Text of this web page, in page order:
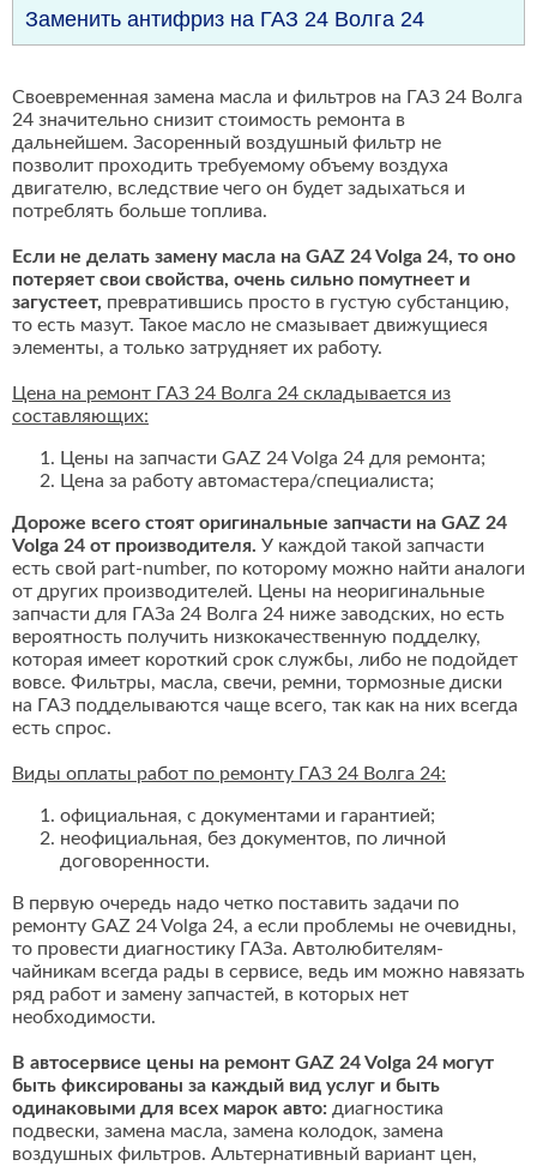
Заменить антифриз на ГАЗ 24 Волга 24
Своевременная замена масла и фильтров на ГАЗ 24 Волга
24 значительно снизит стоимость ремонта в
дальнейшем. Засоренный воздушный фильтр не
позволит проходить требуемому объему воздуха
двигателю, вследствие чего он будет задыхаться и
потреблять больше топлива.
Если не делать замену масла на GAZ 24 Volga 24, то оно
потеряет свои свойства, очень сильно помутнеет и
загустеет, превратившись просто в густую субстанцию,
то есть мазут. Такое масло не смазывает движущиеся
элементы, а только затрудняет их работу.
Цена на ремонт ГАЗ 24 Волга 24 складывается из
составляющих:
Цены на запчасти GAZ 24 Volga 24 для ремонта;
Цена за работу автомастера/специалиста;
Дороже всего стоят оригинальные запчасти на GAZ 24
Volga 24 от производителя. У каждой такой запчасти
есть свой part-number, по которому можно найти аналоги
от других производителей. Цены на неоригинальные
запчасти для ГАЗа 24 Волга 24 ниже заводских, но есть
вероятность получить низкокачественную подделку,
которая имеет короткий срок службы, либо не подойдет
вовсе. Фильтры, масла, свечи, ремни, тормозные диски
на ГАЗ подделываются чаще всего, так как на них всегда
есть спрос.
Виды оплаты работ по ремонту ГАЗ 24 Волга 24:
официальная, с документами и гарантией;
неофициальная, без документов, по личной
договоренности.
В первую очередь надо четко поставить задачи по
ремонту GAZ 24 Volga 24, а если проблемы не очевидны,
то провести диагностику ГАЗа. Автолюбителям-
чайникам всегда рады в сервисе, ведь им можно навязать
ряд работ и замену запчастей, в которых нет
необходимости.
В автосервисе цены на ремонт GAZ 24 Volga 24 могут
быть фиксированы за каждый вид услуг и быть
одинаковыми для всех марок авто: диагностика
подвески, замена масла, замена колодок, замена
воздушных фильтров. Альтернативный вариант цен,